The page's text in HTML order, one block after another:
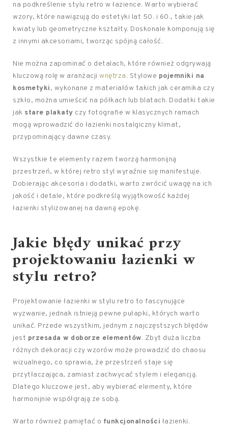
na podkreślenie stylu retro w łazience. Warto wybierać
wzory, które nawiązują do estetyki lat 50. i 60., takie jak
kwiaty lub geometryczne kształty. Doskonale komponują się
z innymi akcesoriami, tworząc spójną całość.
Nie można zapominać o detalach, które również odgrywają
kluczową rolę w aranżacji wnętrza. Stylowe pojemniki na
kosmetyki, wykonane z materiałów takich jak ceramika czy
szkło, można umieścić na półkach lub blatach. Dodatki takie
jak stare plakaty czy fotografie w klasycznych ramach
mogą wprowadzić do łazienki nostalgiczny klimat,
przypominający dawne czasy.
Wszystkie te elementy razem tworzą harmonijną
przestrzeń, w której retro styl wyraźnie się manifestuje.
Dobierając akcesoria i dodatki, warto zwrócić uwagę na ich
jakość i detale, które podkreślą wyjątkowość każdej
łazienki stylizowanej na dawną epokę.
Jakie błędy unikać przy
projektowaniu łazienki w
stylu retro?
Projektowanie łazienki w stylu retro to fascynujące
wyzwanie, jednak istnieją pewne pułapki, których warto
unikać. Przede wszystkim, jednym z najczęstszych błędów
jest przesada w doborze elementów. Zbyt duża liczba
różnych dekoracji czy wzorów może prowadzić do chaosu
wizualnego, co sprawia, że przestrzeń staje się
przytłaczająca, zamiast zachwycać stylem i elegancją.
Dlatego kluczowe jest, aby wybierać elementy, które
harmonijnie współgrają ze sobą.
Warto również pamiętać o funkcjonalności łazienki.